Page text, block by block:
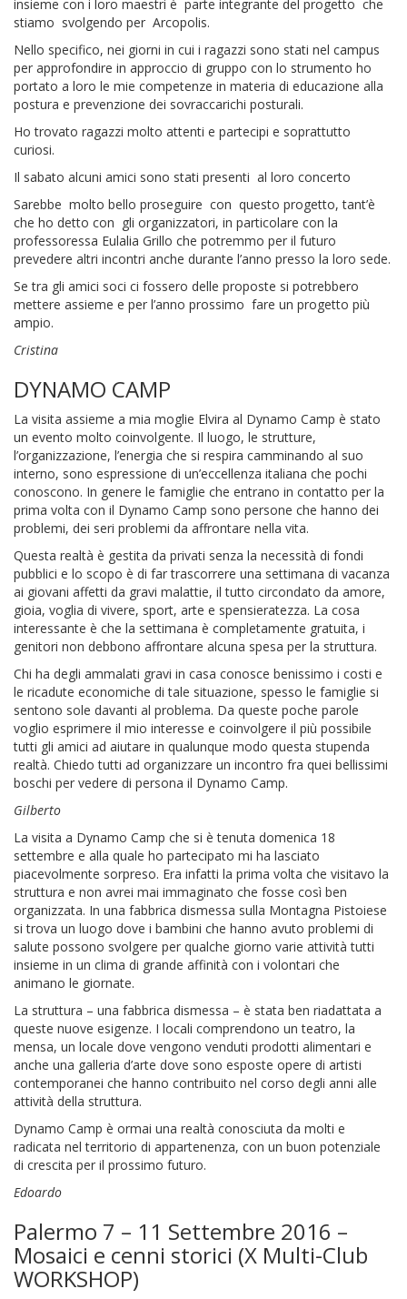
insieme con i loro maestri è parte integrante del progetto che
stiamo svolgendo per Arcopolis.
Nello specifico, nei giorni in cui i ragazzi sono stati nel campus
per approfondire in approccio di gruppo con lo strumento ho
portato a loro le mie competenze in materia di educazione alla
postura e prevenzione dei sovraccarichi posturali.
Ho trovato ragazzi molto attenti e partecipi e soprattutto
curiosi.
Il sabato alcuni amici sono stati presenti al loro concerto
Sarebbe molto bello proseguire con questo progetto, tant’è
che ho detto con gli organizzatori, in particolare con la
professoressa Eulalia Grillo che potremmo per il futuro
prevedere altri incontri anche durante l’anno presso la loro sede.
Se tra gli amici soci ci fossero delle proposte si potrebbero
mettere assieme e per l’anno prossimo fare un progetto più
ampio.
Cristina
DYNAMO CAMP
La visita assieme a mia moglie Elvira al Dynamo Camp è stato
un evento molto coinvolgente. Il luogo, le strutture,
l’organizzazione, l’energia che si respira camminando al suo
interno, sono espressione di un’eccellenza italiana che pochi
conoscono. In genere le famiglie che entrano in contatto per la
prima volta con il Dynamo Camp sono persone che hanno dei
problemi, dei seri problemi da affrontare nella vita.
Questa realtà è gestita da privati senza la necessità di fondi
pubblici e lo scopo è di far trascorrere una settimana di vacanza
ai giovani affetti da gravi malattie, il tutto circondato da amore,
gioia, voglia di vivere, sport, arte e spensieratezza. La cosa
interessante è che la settimana è completamente gratuita, i
genitori non debbono affrontare alcuna spesa per la struttura.
Chi ha degli ammalati gravi in casa conosce benissimo i costi e
le ricadute economiche di tale situazione, spesso le famiglie si
sentono sole davanti al problema. Da queste poche parole
voglio esprimere il mio interesse e coinvolgere il più possibile
tutti gli amici ad aiutare in qualunque modo questa stupenda
realtà. Chiedo tutti ad organizzare un incontro fra quei bellissimi
boschi per vedere di persona il Dynamo Camp.
Gilberto
La visita a Dynamo Camp che si è tenuta domenica 18
settembre e alla quale ho partecipato mi ha lasciato
piacevolmente sorpreso. Era infatti la prima volta che visitavo la
struttura e non avrei mai immaginato che fosse così ben
organizzata. In una fabbrica dismessa sulla Montagna Pistoiese
si trova un luogo dove i bambini che hanno avuto problemi di
salute possono svolgere per qualche giorno varie attività tutti
insieme in un clima di grande affinità con i volontari che
animano le giornate.
La struttura – una fabbrica dismessa – è stata ben riadattata a
queste nuove esigenze. I locali comprendono un teatro, la
mensa, un locale dove vengono venduti prodotti alimentari e
anche una galleria d’arte dove sono esposte opere di artisti
contemporanei che hanno contribuito nel corso degli anni alle
attività della struttura.
Dynamo Camp è ormai una realtà conosciuta da molti e
radicata nel territorio di appartenenza, con un buon potenziale
di crescita per il prossimo futuro.
Edoardo
Palermo 7 – 11 Settembre 2016 –
Mosaici e cenni storici (X Multi-Club
WORKSHOP)